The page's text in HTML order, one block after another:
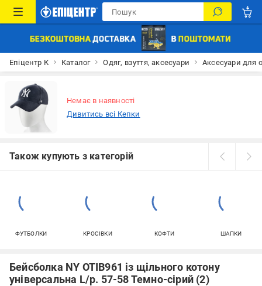
Епіцентр К Каталог Одяг, взуття, аксесуари Аксесуари для
Немає в наявності
Дивитись всі Кепки
Також купують з категорій
ФУТБОЛКИ КРОСІВКИ КОФТИ ШАПКИ
Бейсболка NY OTIB961 із щільного котону
універсальна L/р. 57-58 Темно-сірий (2)